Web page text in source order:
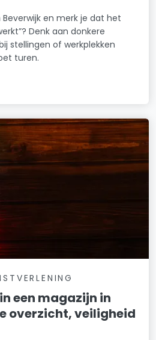
en merk je dat het
Denk aan donkere
stellingen of werkplekken
turen.
een magazijn in
overzicht, veiligheid